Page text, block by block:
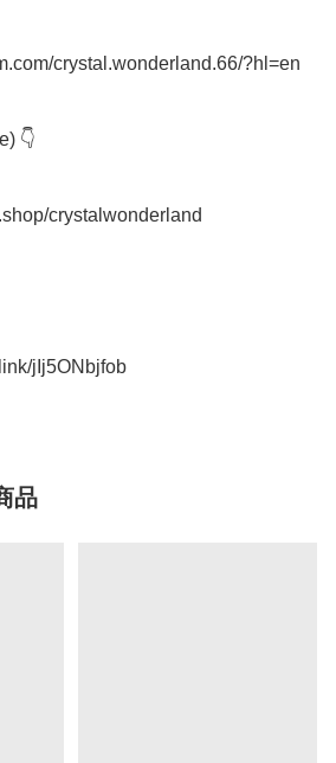
crystal.wonderland.66/?hl=en
👇
crystalwonderland
品